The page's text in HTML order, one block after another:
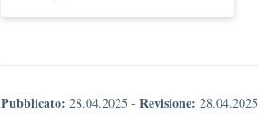
Pubblicato: 28.04.2025 - Revisione: 28.04.2025